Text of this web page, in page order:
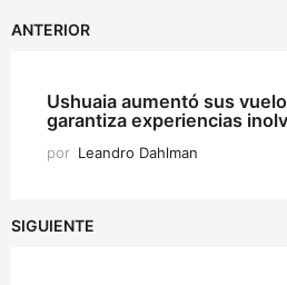
ANTERIOR
Ushuaia aumentó sus
garantiza experiencias
por Leandro Dahlman
SIGUIENTE